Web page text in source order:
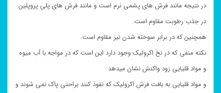
در نتیجه مانند فرش های پشمی نرم است و مانند فرش های پلی پروپلین
در جذب رطوبت مقاوم است.
همچنین که در برابر سوخته شدن نیز مقاوم است.
نکته منفی که در نخ اکرولیک وجود دارد این است که در مواجه با آب میوه
و مواد قلیایی زود واکنش نشان میدهد
و مواد قلیایی به بافت فرش اکرولیک که نفوذ کنند براحتی پاک نمی شوند و